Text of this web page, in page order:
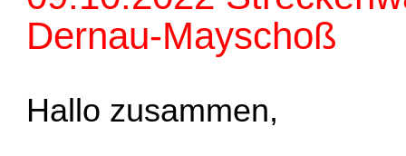
Dernau-Mayschoß
Hallo zusammen,